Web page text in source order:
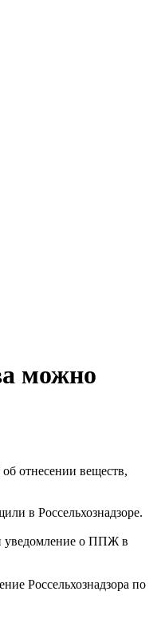
можно
отнесении веществ,
в Россельхознадзоре.
уведомление о ППЖ в
Россельхознадзора по